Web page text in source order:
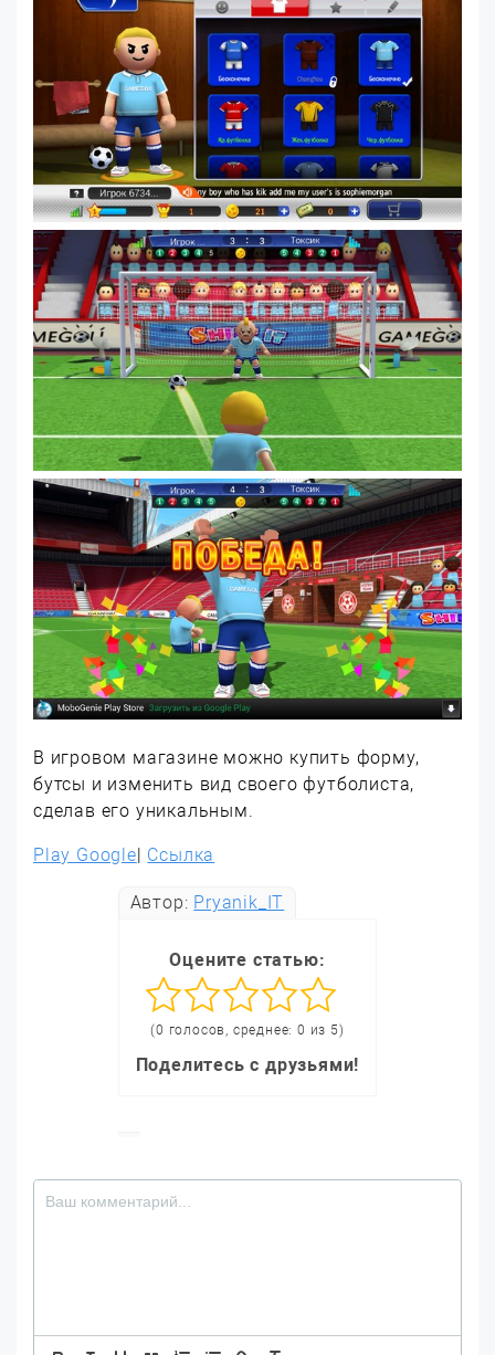
В игровом магазине можно купить форму,
бутсы и изменить вид своего футболиста,
сделав его уникальным.
Play Google Ссылка
Автор: Pryanik_IT
Оцените статью:
(0 голосов, среднее: 0 из 5)
Поделитесь с друзьями!